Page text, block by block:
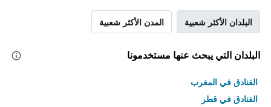
البلدان الأكثر شعبية المدن الأكثر شعبية
البلدان التي يبحث عنها مستخدمونا
الفنادق في المغرب
الفنادق في قطر